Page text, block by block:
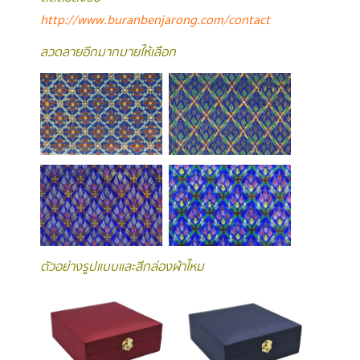
http://www.buranbenjarong.com/contact
ลวดลายอีกมากมายให้เลือก
ตัวอย่างรูปแบบและสีกล่องผ้าไหม